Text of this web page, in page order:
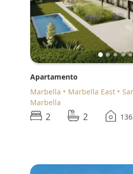
Apartamento
Marbella
Marbella East
Marbella
2 2